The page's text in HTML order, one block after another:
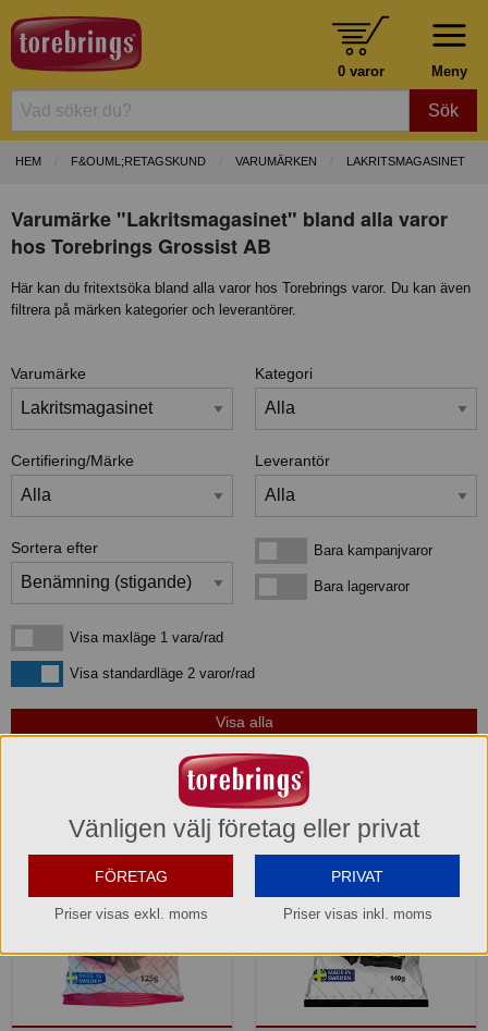
Meny
0 varor
Sök
HEM F&OUML;RETAGSKUND VARUMÄRKEN LAKRITSMAGASINET
Varumärke "Lakritsmagasinet" bland alla varor
hos Torebrings Grossist AB
Här kan du fritextsöka bland alla varor hos Torebrings varor. Du kan även
filtrera på märken kategorier och leverantörer.
Varumärke Kategori
Certifiering/Märke Leverantör
Sortera efter Bara kampanjvarorBara kampanjvaror
Bara lagervarorBara lagervaror
Visa maxläge 1 vara/rad
Visa maxläge 1 vara/rad
Visa standardlägeVisa standardläge 2 varor/rad
som matchar din sökning:
Vänligen välj företag eller privat
FÖRETAG
Priser visas exkl. moms
PRIVAT
Priser visas inkl. moms